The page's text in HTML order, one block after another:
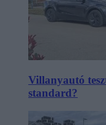
Villanyautó
standard?